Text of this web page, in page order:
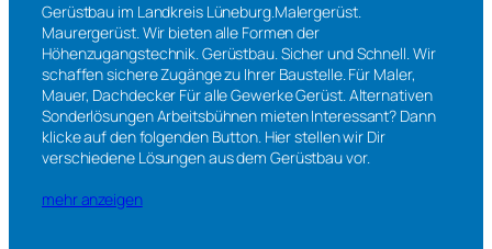
Gerüstbau im Landkreis Lüneburg.Malergerüst.
Maurergerüst. Wir bieten alle Formen der
Höhenzugangstechnik. Gerüstbau. Sicher und Schnell. Wir
schaffen sichere Zugänge zu Ihrer Baustelle. Für Maler,
Mauer, Dachdecker Für alle Gewerke Gerüst. Alternativen
Sonderlösungen Arbeitsbühnen mieten Interessant? Dann
klicke auf den folgenden Button. Hier stellen wir Dir
verschiedene Lösungen aus dem Gerüstbau vor.
mehr anzeigen